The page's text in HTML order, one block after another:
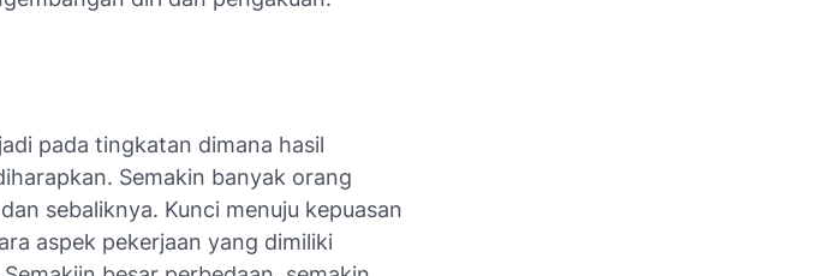
pada tingkatan dimana hasil
Semakin banyak orang
sebaliknya. Kunci menuju kepuasan
aspek pekerjaan yang dimiliki